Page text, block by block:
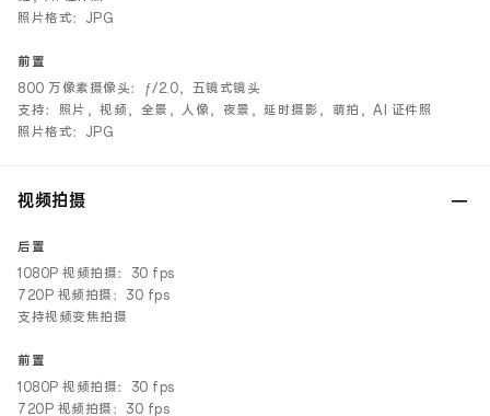
照片格式：JPG
前置
800 万像素摄像头：ƒ/2.0，五镜式镜头
支持：照片，视频，全景，人像，夜景，延时摄影，萌拍，AI 证件照
照片格式：JPG
视频拍摄
后置
1080P 视频拍摄：30 fps
720P 视频拍摄：30 fps
支持视频变焦拍摄
前置
1080P 视频拍摄：30 fps
720P 视频拍摄：30 fps